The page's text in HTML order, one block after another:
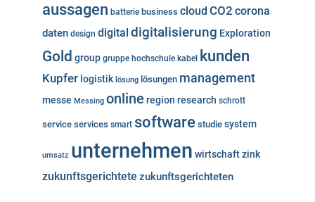
i
n
aussagen batterie business cloud CO2 corona
daten design digital digitalisierung Exploration
Gold group gruppe hochschule kabel kunden
Kupfer logistik lösung lösungen management
messe Messing online region research schrott
service services smart software studie system
umsatz unternehmen wirtschaftzink
zukunftsgerichtete zukunftsgerichteten